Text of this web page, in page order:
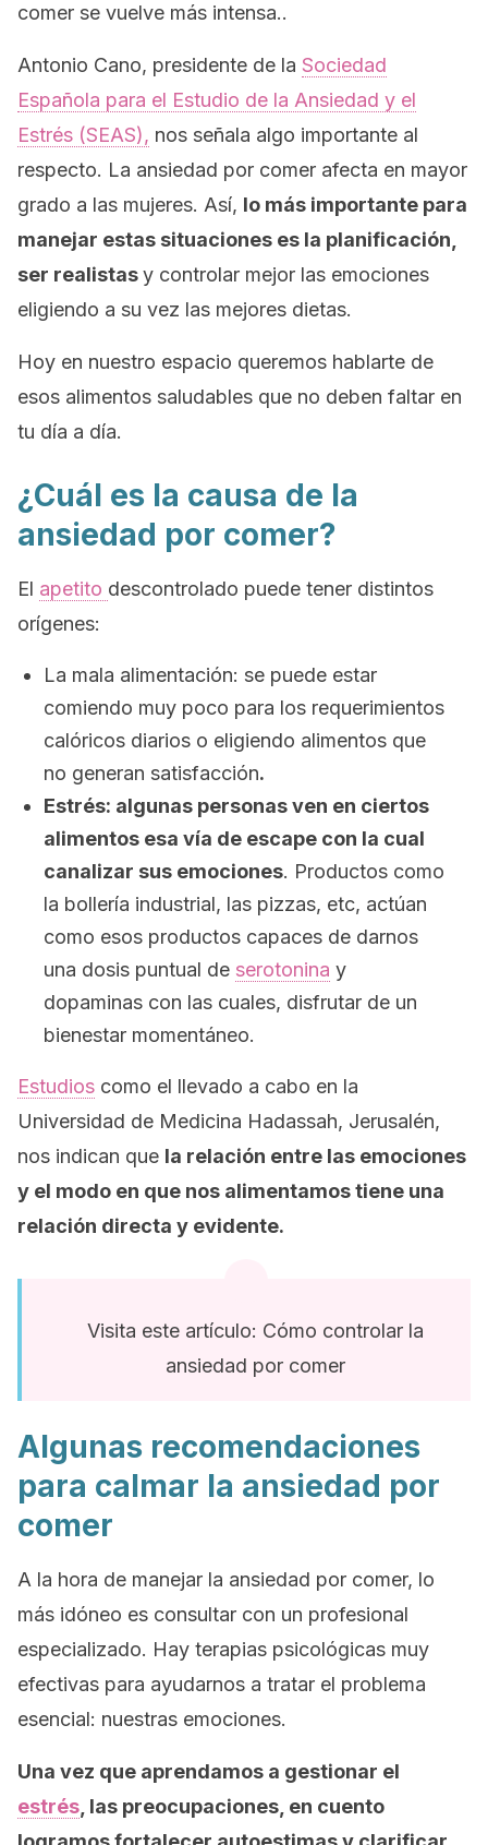
comer se vuelve más intensa..
Antonio Cano, presidente de la Sociedad
Española para el Estudio de la Ansiedad y el
Estrés (SEAS), nos señala algo importante al
respecto. La ansiedad por comer afecta en mayor
grado a las mujeres. Así, lo más importante para
manejar estas situaciones es la planificación,
ser realistasy controlar mejor las emociones
eligiendo a su vez las mejores dietas.
Hoy en nuestro espacio queremos hablarte de
esos alimentos saludables que no deben faltar en
tu día a día.
¿Cuál es la causa de la
ansiedad por comer?
El apetito descontrolado puede tener distintos
orígenes:
La mala alimentación: se puede estar
comiendo muy poco para los requerimientos
calóricos diarios o eligiendo alimentos que
no generan satisfacción.
Estrés: algunas personas ven en ciertos
alimentos esa vía de escape con la cual
canalizar sus emociones. Productos como
la bollería industrial, las pizzas, etc, actúan
como esos productos capaces de darnos
una dosis puntual de serotonina y
dopaminas con las cuales, disfrutar de un
bienestar momentáneo.
Estudios como el llevado a cabo en la
Universidad de Medicina Hadassah, Jerusalén,
nos indican que la relación entre las emociones
y el modo en que nos alimentamos tiene una
relación directa y evidente.
Visita este artículo: Cómo controlar la
ansiedad por comer
Algunas recomendaciones
para calmar la ansiedad por
comer
A la hora de manejar la ansiedad por comer, lo
más idóneo es consultar con un profesional
especializado. Hay terapias psicológicas muy
efectivas para ayudarnos a tratar el problema
esencial: nuestras emociones.
Una vez que aprendamos a gestionar el
estrés , las preocupaciones, en cuento